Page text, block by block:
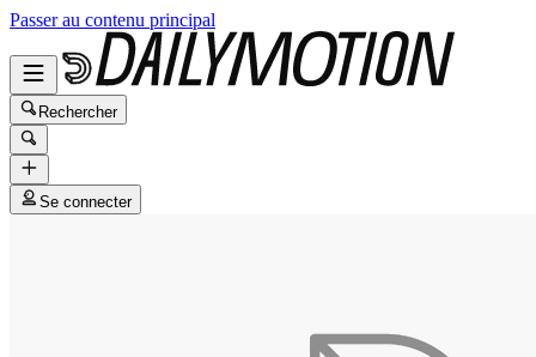
Passer au contenu principal
Rechercher
Se connecter